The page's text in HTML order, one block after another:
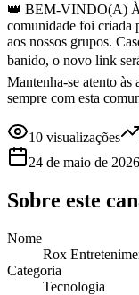
👑 BEM-VINDO(A)
comunidade foi criada
aos nossos grupos.
banido, o novo link
Mantenha-se atento às
sempre com esta
10 visualizações
24 de maio de 2026
Sobre este
Nome
Rox
Categoria
Tecnologia